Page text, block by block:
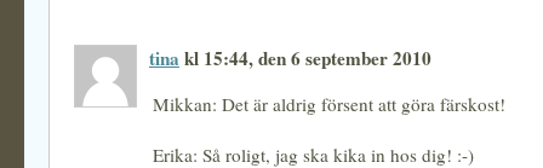
tina kl 15:44, den 6 september 2010
Mikkan: Det är aldrig försent att göra färskost!
Erika: Så roligt, jag ska kika in hos dig! :-)